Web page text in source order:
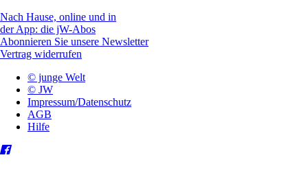
Nach Hause, online und in
der App: die jW-Abos
Abonnieren Sie unsere Newsletter
Vertrag widerrufen
© junge Welt
© JW
Impressum/Datenschutz
AGB
Hilfe